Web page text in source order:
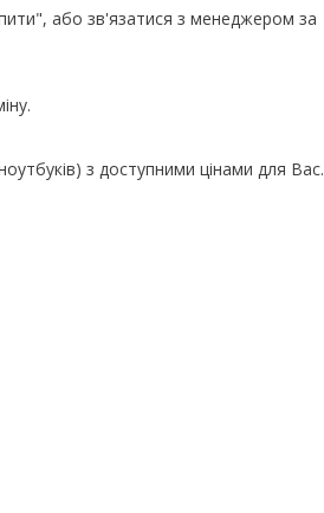
або зв'язатися з менеджером за
з доступними цінами для Вас.